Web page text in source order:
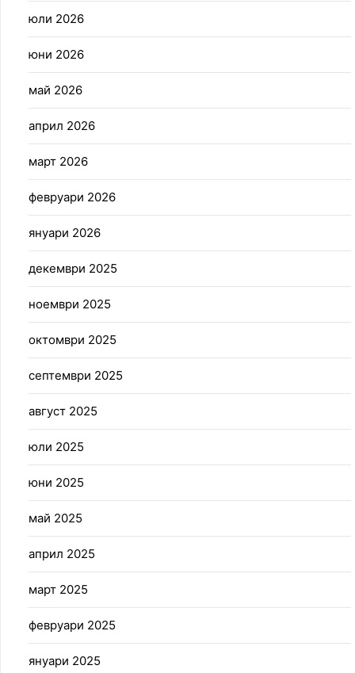
юли 2026
юни 2026
май 2026
април 2026
март 2026
февруари 2026
януари 2026
декември 2025
ноември 2025
октомври 2025
септември 2025
август 2025
юли 2025
юни 2025
май 2025
април 2025
март 2025
февруари 2025
януари 2025